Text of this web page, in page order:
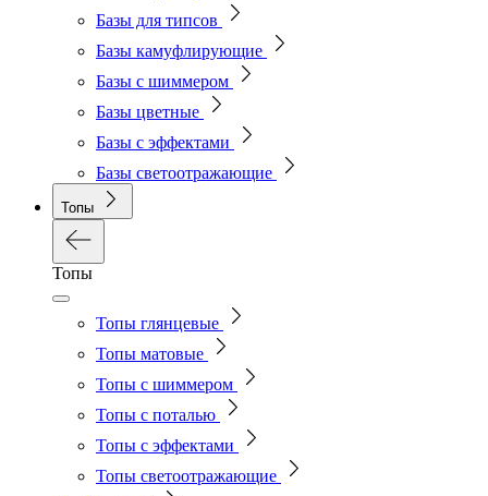
Базы для типсов
Базы камуфлирующие
Базы с шиммером
Базы цветные
Базы с эффектами
Базы светоотражающие
Топы
Топы
Топы глянцевые
Топы матовые
Топы с шиммером
Топы с поталью
Топы с эффектами
Топы светоотражающие